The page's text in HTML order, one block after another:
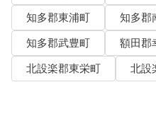
知多郡東浦町
知多郡
知多郡武豊町
額田郡
北設楽郡東栄町
北設